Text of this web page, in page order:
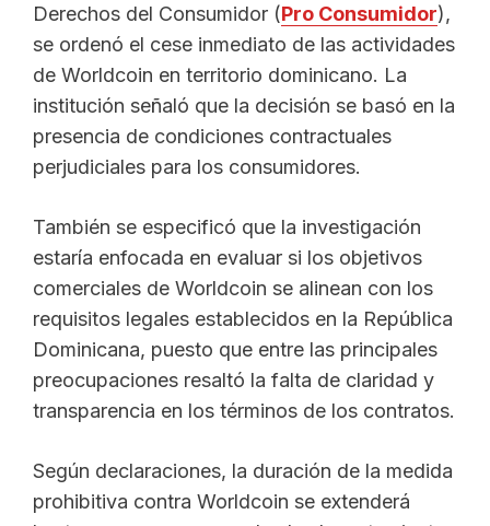
Derechos del Consumidor (Pro Consumidor),
se ordenó el cese inmediato de las actividades
de Worldcoin en territorio dominicano. La
institución señaló que la decisión se basó en la
presencia de condiciones contractuales
perjudiciales para los consumidores.
También se especificó que la investigación
estaría enfocada en evaluar si los objetivos
comerciales de Worldcoin se alinean con los
requisitos legales establecidos en la República
Dominicana, puesto que entre las principales
preocupaciones resaltó la falta de claridad y
transparencia en los términos de los contratos.
Según declaraciones, la duración de la medida
prohibitiva contra Worldcoin se extenderá